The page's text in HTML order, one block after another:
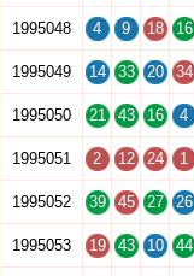
1995048 4 9 18 16
1995049 14 33 20 34
1995050 21 43 16 4
1995051 2 12 24 1
1995052 39 45 27 26
1995053 19 43 10 44